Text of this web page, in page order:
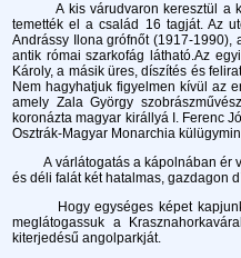
A kis várudvaron keresztül a
temették el a család 16 tagját. Az
Andrássy Ilona grófnőt (1917-1990),
antik római szarkofág látható.Az
Károly, a másik üres, díszítés és
Nem hagyhatjuk figyelmen kívül az
amely Zala György
koronázta magyar királlyá I. Ferenc
Osztrák-Magyar Monarchia
A várlátogatás a kápolnában ér
és déli falát két hatalmas, gazdagon
Hogy egységes képet kapjunk
meglátogassuk a
kiterjedésű angolparkját.